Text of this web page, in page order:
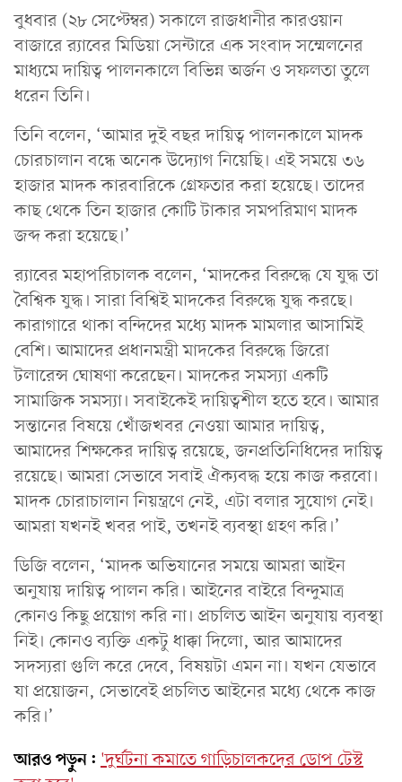
বুধবার (২৮ সেপ্টেম্বর) সকালে রাজধানীর কারওয়ান
বাজারে র‌্যাবের মিডিয়া সেন্টারে এক সংবাদ সম্মেলনের
মাধ্যমে দায়িত্ব পালনকালে বিভিন্ন অর্জন ও সফলতা তুলে
ধরেন তিনি।
তিনি বলেন, ‘আমার দুই বছর দায়িত্ব পালনকালে মাদক
চোরচালান বন্ধে অনেক উদ্যোগ নিয়েছি। এই সময়ে ৩৬
হাজার মাদক কারবারিকে গ্রেফতার করা হয়েছে। তাদের
কাছ থেকে তিন হাজার কোটি টাকার সমপরিমাণ মাদক
জব্দ করা হয়েছে।’
র‌্যাবের মহাপরিচালক বলেন, ‘মাদকের বিরুদ্ধে যে যুদ্ধ তা
বৈশ্বিক যুদ্ধ। সারা বিশ্বিই মাদকের বিরুদ্ধে যুদ্ধ করছে।
কারাগারে থাকা বন্দিদের মধ্যে মাদক মামলার আসামিই
বেশি। আমাদের প্রধানমন্ত্রী মাদকের বিরুদ্ধে জিরো
টলারেন্স ঘোষণা করেছেন। মাদকের সমস্যা একটি
সামাজিক সমস্যা। সবাইকেই দায়িত্বশীল হতে হবে। আমার
সন্তানের বিষয়ে খোঁজখবর নেওয়া আমার দায়িত্ব,
আমাদের শিক্ষকের দায়িত্ব রয়েছে, জনপ্রতিনিধিদের দায়িত্ব
রয়েছে। আমরা সেভাবে সবাই ঐক্যবদ্ধ হয়ে কাজ করবো।
মাদক চোরাচালান নিয়ন্ত্রণে নেই, এটা বলার সুযোগ নেই।
আমরা যখনই খবর পাই, তখনই ব্যবস্থা গ্রহণ করি।’
ডিজি বলেন, ‘মাদক অভিযানের সময়ে আমরা আইন
অনুযায় দায়িত্ব পালন করি। আইনের বাইরে বিন্দুমাত্র
কোনও কিছু প্রয়োগ করি না। প্রচলিত আইন অনুযায় ব্যবস্থা
নিই। কোনও ব্যক্তি একটু ধাক্কা দিলো, আর আমাদের
সদস্যরা গুলি করে দেবে, বিষয়টা এমন না। যখন যেভাবে
যা প্রয়োজন, সেভাবেই প্রচলিত আইনের মধ্যে থেকে কাজ
করি।’
আরও পড়ুন: 'দুর্ঘটনা কমাতে গাড়িচালকদের ডোপ টেস্ট